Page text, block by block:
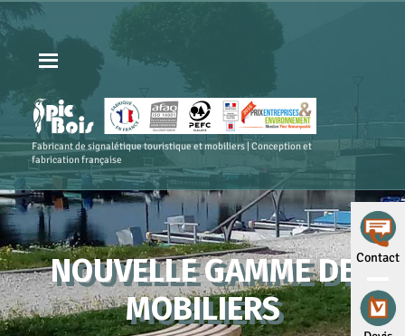
Contact
Fabricant de signalétique touristique et mobiliers | Conception et
fabrication française
NOUVELLE GAMME DE
MOBILIERS